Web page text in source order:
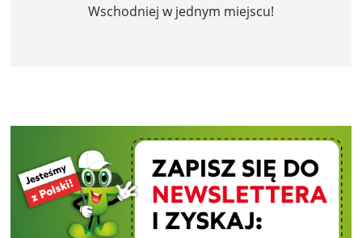
Wschodniej w jednym miejscu!